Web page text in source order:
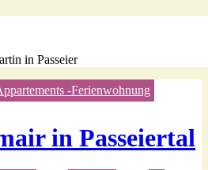
in Passeier
-Ferienwohnung